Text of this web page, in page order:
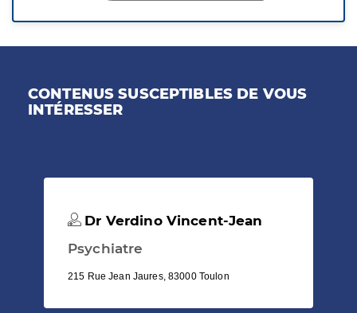
CONTENUS SUSCEPTIBLES DE VOUS
INTÉRESSER
Dr Verdino Vincent-Jean
Psychiatre
215 Rue Jean Jaures, 83000 Toulon